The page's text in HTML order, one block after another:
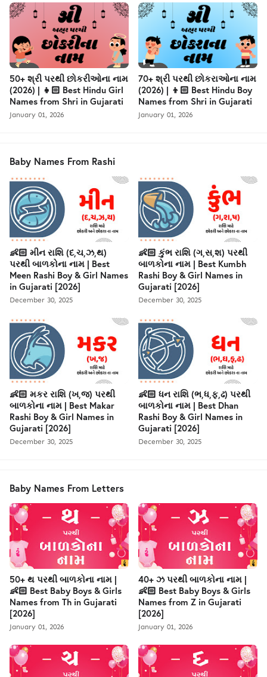
50+ શ્રી પરથી છોકરીઓના નામ
(2026) | 👧🏻 Best Hindu Girl
Names from Shri in Gujarati
January 01, 2026
70+ શ્રી પરથી છોકરાઓના નામ
(2026) | 👦🏻 Best Hindu Boy
Names from Shri in Gujarati
January 01, 2026
Baby Names From Rashi
👶🏻 મીન રાશિ (દ,ચ,ઝ,થ)
પરથી બાળકોના નામ | Best
Meen Rashi Boy & Girl Names
in Gujarati [2026]
December 30, 2025
👶🏻 કુંભ રાશિ (ગ,સ,શ) પરથી
બાળકોના નામ | Best Kumbh
Rashi Boy & Girl Names in
Gujarati [2026]
December 30, 2025
👶🏻 મકર રાશિ (ખ,જ) પરથી
બાળકોના નામ | Best Makar
Rashi Boy & Girl Names in
Gujarati [2026]
December 30, 2025
👶🏻 ધન રાશિ (ભ,ધ,ફ,ઢ) પરથી
બાળકોના નામ | Best Dhan
Rashi Boy & Girl Names in
Gujarati [2026]
December 30, 2025
Baby Names From Letters
50+ થ પરથી બાળકોના નામ |
👶🏻 Best Baby Boys & Girls
Names from Th in Gujarati
[2026]
January 01, 2026
40+ ઝ પરથી બાળકોના નામ |
👶🏻 Best Baby Boys & Girls
Names from Z in Gujarati
[2026]
January 01, 2026